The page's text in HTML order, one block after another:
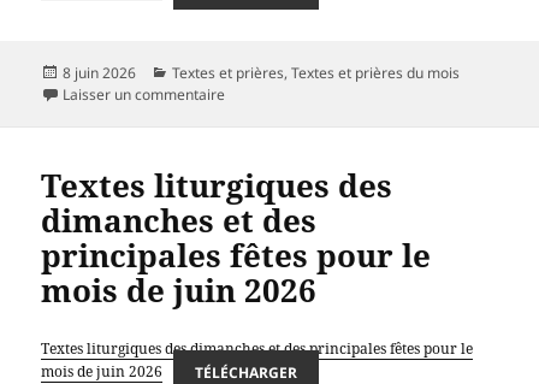
Publié
le
8 juin 2026 Catégories
Textes et prières,Textes et prières du mois
Laisser un commentairesur Textes liturgiques des dimanches et des
Textes liturgiques des
dimanches et des
principales fêtes pour le
mois de juin 2026
Textes liturgiques des dimanches et des principales fêtes pour le
mois de juin 2026
TÉLÉCHARGER